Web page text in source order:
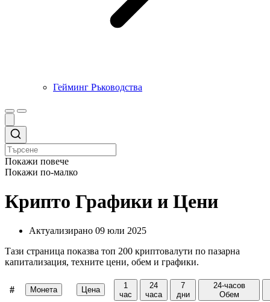
Гейминг Ръководства
Покажи повече
Покажи по-малко
Крипто Графики и Цени
Актуализирано 09 юли 2025
Тази страница показва топ 200 криптовалути по пазарна
капитализация, техните цени, обем и графики.
# Монета Цена
1
час
24
часа
7
дни
24-часов
Обем